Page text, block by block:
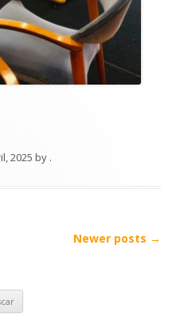
2025 by .
Newer posts →